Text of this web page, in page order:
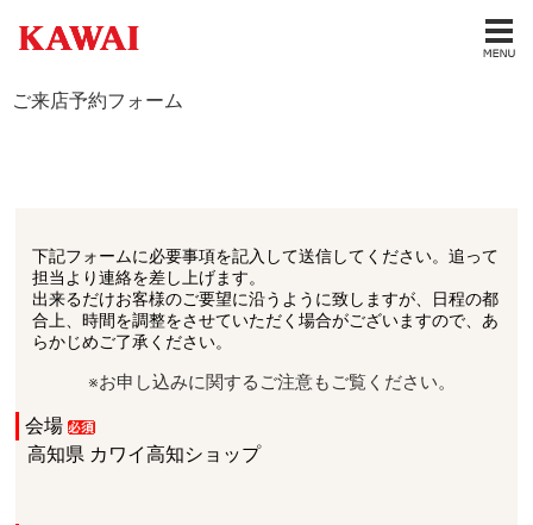
ご来店予約フォーム
下記フォームに必要事項を記入して送信してください。追って
担当より連絡を差し上げます。
出来るだけお客様のご要望に沿うように致しますが、日程の都
合上、時間を調整をさせていただく場合がございますので、あ
らかじめご了承ください。
※お申し込みに関するご注意もご覧ください。
会場
高知県 カワイ高知ショップ